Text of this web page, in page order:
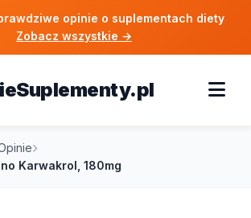
opinie o suplementach diety
Zobacz wszystkie →
Karwakrol, 180mg